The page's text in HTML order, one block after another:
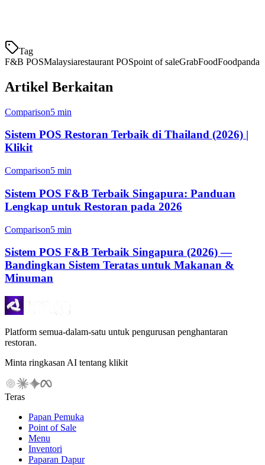
Tag
F&B POSMalaysiarestaurant POSpoint of saleGrabFoodFoodpanda
Artikel Berkaitan
Comparison5 min
Sistem POS Restoran Terbaik di Thailand (2026) |
Klikit
Comparison5 min
Sistem POS F&B Terbaik Singapura: Panduan
Lengkap untuk Restoran pada 2026
Comparison5 min
Sistem POS F&B Terbaik Singapura (2026) —
Bandingkan Sistem Teratas untuk Makanan &
Minuman
Platform semua-dalam-satu untuk pengurusan penghantaran
restoran.
Minta ringkasan AI tentang klikit
Teras
Papan Pemuka
Point of Sale
Menu
Inventori
Paparan Dapur